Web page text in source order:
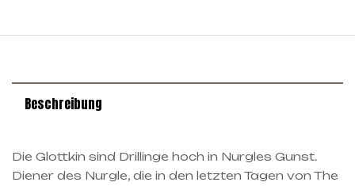
Beschreibung
Die Glottkin sind Drillinge hoch in Nurgles Gunst.
Diener des Nurgle, die in den letzten Tagen von The